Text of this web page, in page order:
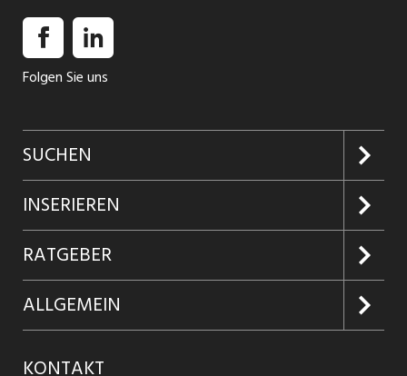
Folgen Sie uns
SUCHEN
Jobs suchen
Jobabo
Firmen entdecken
Jobs in Graubünden
INSERIEREN
Kundenlogin
Inserieren
Produkte
RATGEBER
Glossar
ALLGEMEIN
KONTAKT